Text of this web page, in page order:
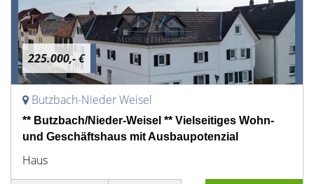
225.000,- €
Butzbach-Nieder Weisel
** Butzbach/Nieder-Weisel ** Vielseitiges Wohn-
und Geschäftshaus mit Ausbaupotenzial
Haus